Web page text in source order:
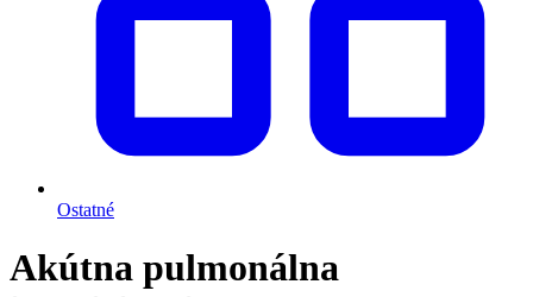
Ostatné
Akútna pulmonálna